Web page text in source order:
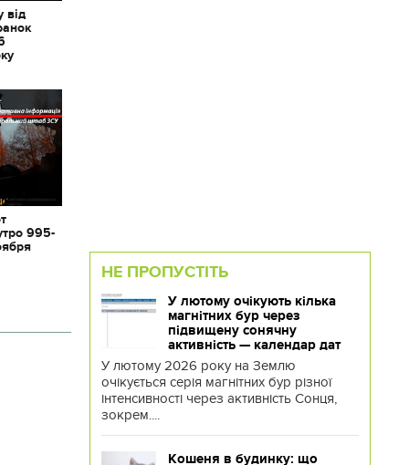
від
995-
НЕ ПРОПУСТІТЬ
У лютому очікують кілька
магнітних бур через
підвищену сонячну
активність — календар дат
У лютому 2026 року на Землю
очікується серія магнітних бур різної
інтенсивності через активність Сонця,
зокрем....
Кошеня в будинку: що